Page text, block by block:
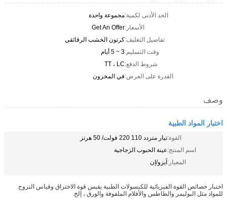
الحد الأدنى لكمية:مجموعة واحدة
الأسعار:Get An Offer
تفاصيل التغليف:كرتون الخشب الرقائقي
وقت التسليم:3 ~ 5 أيام
شروط الدفع:TT ، LC
القدرة على العرض:في المخزون
وصف
اختبار المواد الطبية
القوة:تيار متردد 110 220 فولت/ 50 هرتز
اسم المنتج:عينة الحبوب الزجاجية
المعيار:آيزو/إن
اختبار خصائص القوة الفيزيائية للكبسولات الطبية يقيس قوة الاختراق وقياس النزوح
للمواد مثل البوليمر والطاطس والأفلام الملفوفة والورق ، إلخ.